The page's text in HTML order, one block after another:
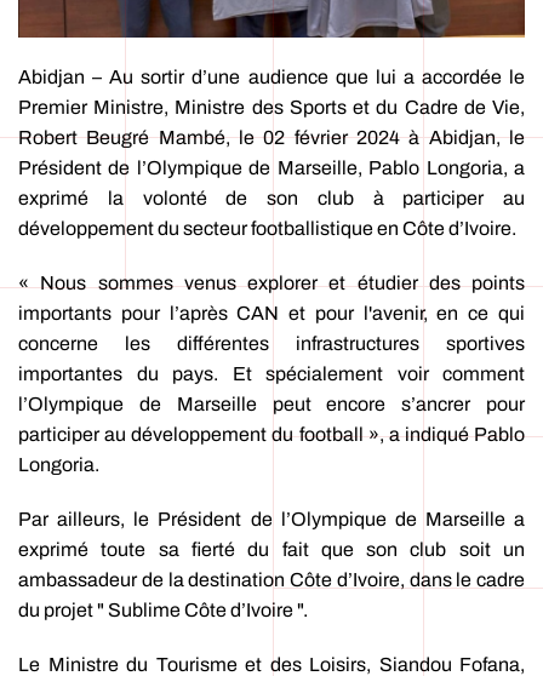
Abidjan – Au sortir d’une audience que lui a accordée le
Premier Ministre, Ministre des Sports et du Cadre de Vie,
Robert Beugré Mambé, le 02 février 2024 à Abidjan, le
Président de l’Olympique de Marseille, Pablo Longoria, a
exprimé la volonté de son club à participer au
développement du secteur footballistique en Côte d’Ivoire.
« Nous sommes venus explorer et étudier des points
importants pour l’après CAN et pour l'avenir, en ce qui
concerne les différentes infrastructures sportives
importantes du pays. Et spécialement voir comment
l’Olympique de Marseille peut encore s’ancrer pour
participer au développement du football », a indiqué Pablo
Longoria.
Par ailleurs, le Président de l’Olympique de Marseille a
exprimé toute sa fierté du fait que son club soit un
ambassadeur de la destination Côte d’Ivoire, dans le cadre
du projet " Sublime Côte d’Ivoire ".
Le Ministre du Tourisme et des Loisirs, Siandou Fofana,